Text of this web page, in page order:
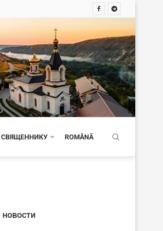
СВЯЩЕННИКУ ROMÂNĂ